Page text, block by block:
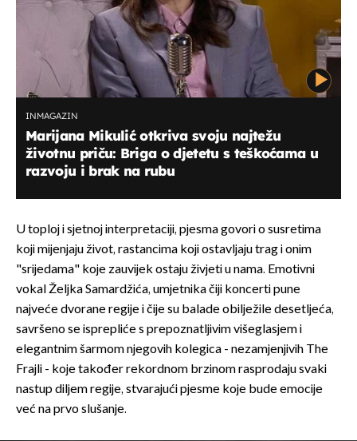
INMAGAZIN
Marijana Mikulić otkriva svoju najtežu
životnu priču: Briga o djetetu s teškoćama u
razvoju i brak na rubu
U toploj i sjetnoj interpretaciji, pjesma govori o susretima
koji mijenjaju život, rastancima koji ostavljaju trag i onim
"srijedama" koje zauvijek ostaju živjeti u nama. Emotivni
vokal Željka Samardžića, umjetnika čiji koncerti pune
najveće dvorane regije i čije su balade obilježile desetljeća,
savršeno se isprepliće s prepoznatljivim višeglasjem i
elegantnim šarmom njegovih kolegica - nezamjenjivih The
Frajli - koje također rekordnom brzinom rasprodaju svaki
nastup diljem regije, stvarajući pjesme koje bude emocije
već na prvo slušanje.